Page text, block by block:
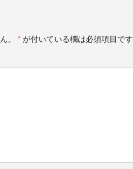
。 * が付いている欄は必須項目です